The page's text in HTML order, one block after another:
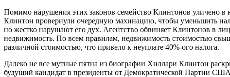
Помимо нарушения этих законов семейство Клинтонов уличено в
Клинтон провернули очередную махинацию, чтобы уменьшить
но жестко нарушают его дух. Агентство обвиняет Клинтонов в
недвижимость. По всем правилам, недвижимость стоимостью
различной стоимостью, что привело к неуплате 40%-ого налога.
Далеко не все мутные пятна из биографии Хиллари Клинтон
будущий кандидат в президенты от Демократической Партии